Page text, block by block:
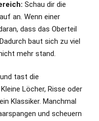
Schau dir die
an. Wenn einer
dass das Oberteil
baut sich zu viel
mehr stand.
tast die
Löcher, Risse oder
Klassiker. Manchmal
und scheuern